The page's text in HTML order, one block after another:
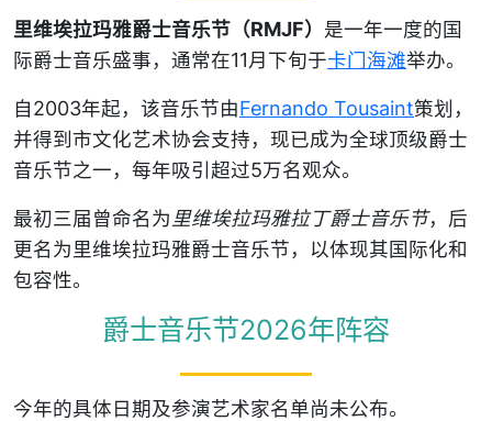
里维埃拉玛雅爵士音乐节（RMJF） 是一年一度的国
际爵士音乐盛事，通常在11月下旬于卡门海滩举办。
自2003年起，该音乐节由Fernando Tousaint策划，
并得到市文化艺术协会支持，现已成为全球顶级爵士
音乐节之一，每年吸引超过5万名观众。
最初三届曾命名为 里维埃拉玛雅拉丁爵士音乐节，后
更名为里维埃拉玛雅爵士音乐节，以体现其国际化和
包容性。
爵士音乐节2026年阵容
今年的具体日期及参演艺术家名单尚未公布。